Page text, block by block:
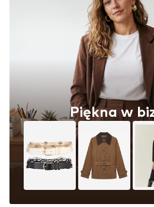
Piękna w